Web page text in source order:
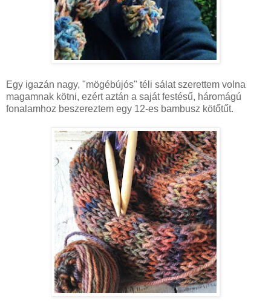
Egy igazán nagy, "mögébújós" téli sálat szerettem volna
magamnak kötni, ezért aztán a saját festésű, háromágú
fonalamhoz beszereztem egy 12-es bambusz kötőtűt.